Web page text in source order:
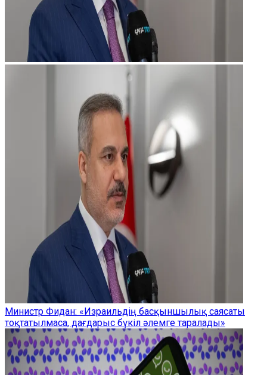
Министр Фидан: «Израильдің басқыншылық саясаты
тоқтатылмаса, дағдарыс бүкіл әлемге таралады»